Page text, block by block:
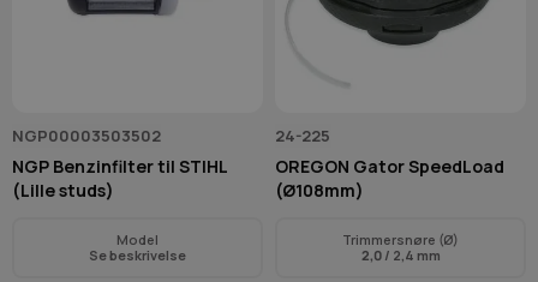
NGP00003503502
NGP Benzinfilter til STIHL
(Lille studs)
Model
Se beskrivelse
24-225
OREGON Gator SpeedLoad
(Ø108mm)
Trimmersnøre (Ø)
2,0/ 2,4 mm